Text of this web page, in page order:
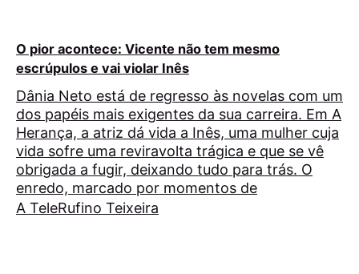
O pior acontece: Vicente não tem mesmo
escrúpulos e vai violar Inês
Dânia Neto está de regresso às novelas com um
dos papéis mais exigentes da sua carreira. Em A
Herança, a atriz dá vida a Inês, uma mulher cuja
vida sofre uma reviravolta trágica e que se vê
obrigada a fugir, deixando tudo para trás. O
enredo, marcado por momentos de
A TeleRufino Teixeira